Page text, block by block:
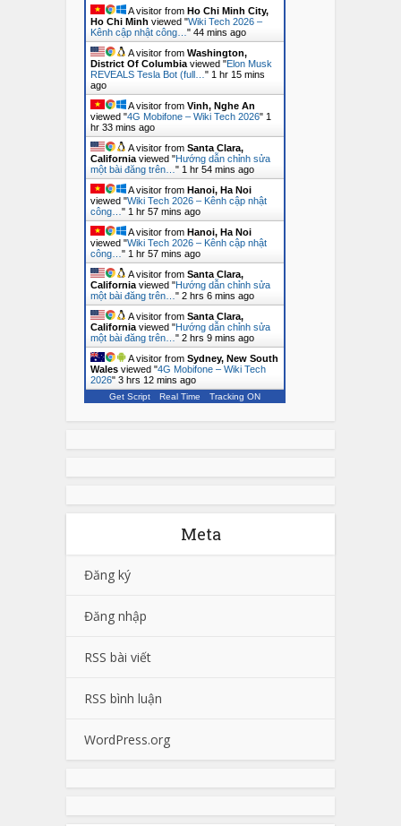
A visitor from Ho Chi Minh City,
Ho Chi Minh viewed "Wiki Tech 2026 –
Kênh cập nhật công… " 44 mins ago
A visitor from Washington,
District Of Columbia viewed "Elon Musk
REVEALS Tesla Bot (full… " 1 hr 15 mins
ago
A visitor from Vinh, Nghe An
viewed "4G Mobifone – Wiki Tech 2026" 1
hr 33 mins ago
A visitor from Santa Clara,
California viewed "Hướng dẫn chỉnh sửa
một bài đăng trên… " 1 hr 54 mins ago
A visitor from Hanoi, Ha Noi
viewed "Wiki Tech 2026 – Kênh cập nhật
công… " 1 hr 57 mins ago
A visitor from Hanoi, Ha Noi
viewed "Wiki Tech 2026 – Kênh cập nhật
công… " 1 hr 57 mins ago
A visitor from Santa Clara,
California viewed "Hướng dẫn chỉnh sửa
một bài đăng trên… " 2 hrs 6 mins ago
A visitor from Santa Clara,
California viewed "Hướng dẫn chỉnh sửa
một bài đăng trên… " 2 hrs 9 mins ago
A visitor from Sydney, New South
Wales viewed "4G Mobifone – Wiki Tech
2026" 3 hrs 12 mins ago
Get Script Real Time Tracking ON
Meta
Đăng ký
Đăng nhập
RSS bài viết
RSS bình luận
WordPress.org